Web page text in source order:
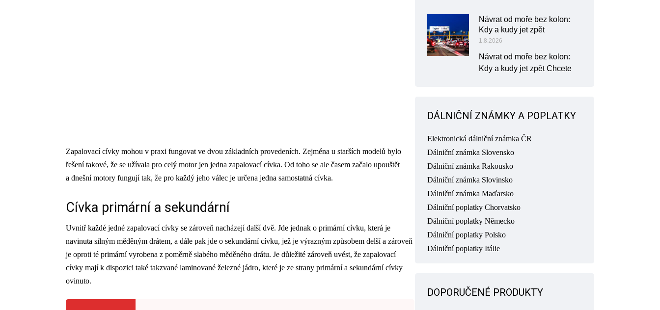
Zapalovací cívky mohou v praxi fungovat ve dvou základních provedeních. Zejména u starších modelů bylo
řešení takové, že se užívala pro celý motor jen jedna zapalovací cívka. Od toho se ale časem začalo upouštět
a dnešní motory fungují tak, že pro každý jeho válec je určena jedna samostatná cívka.
Cívka primární a sekundární
Uvnitř každé jedné zapalovací cívky se zároveň nacházejí další dvě. Jde jednak o primární cívku, která je
navinuta silným měděným drátem, a dále pak jde o sekundární cívku, jež je výrazným způsobem delší a zároveň
je oproti té primární vyrobena z poměrně slabého měděného drátu. Je důležité zároveň uvést, že zapalovací
cívky mají k dispozici také takzvané laminované železné jádro, které je ze strany primární a sekundární cívky
ovinuto.
Návrat od moře bez kolon:
Kdy a kudy jet zpět
1.8.2026
Návrat od moře bez kolon:
Kdy a kudy jet zpět Chcete
DÁLNIČNÍ ZNÁMKY A POPLATKY
Elektronická dálniční známka ČR
Dálniční známka Slovensko
Dálniční známka Rakousko
Dálniční známka Slovinsko
Dálniční známka Maďarsko
Dálniční poplatky Chorvatsko
Dálniční poplatky Německo
Dálniční poplatky Polsko
Dálniční poplatky Itálie
DOPORUČENÉ PRODUKTY